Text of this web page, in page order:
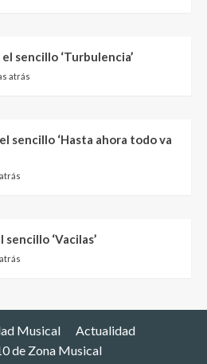
sencillo ‘Turbulencia’
atrás
sencillo ‘Hasta ahora todo va
‘Vacilas’
Musical
Actualidad
de Zona Musical